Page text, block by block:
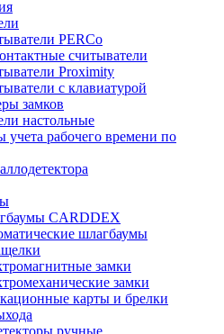
PERCo
считыватели
Proximity
с клавиатурой
замков
настольные
учета рабочего времени по
CARDDEX
шлагбаумы
замки
замки
карты и брелки
ручные